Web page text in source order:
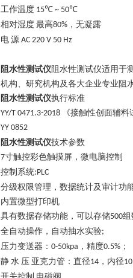
工作温度 15℃ ~ 50℃
相对湿度 最高80% ，无凝露
电 源 AC 220 V 50 Hz
阻水性测试仪阻水性测试仪适用于
机构、研究机构及各大企业专业阻
阻水性测试仪执行标准
YY/T 0471.3-2018
《接触性创面辅
YY 0852
阻水性测试仪技术参数
7寸触控彩色触摸屏，微电脑控制
控制系统:PLC
分级权限管理，数据统计及审计功
内置微型打印机
具有数据存储功能，可以存储500组
全自动操作，自动抽水实验;
压力变送器 ： 0-50kpa ，精度0.5% ；
静 水 压 亚克力管：直径14 ，内径